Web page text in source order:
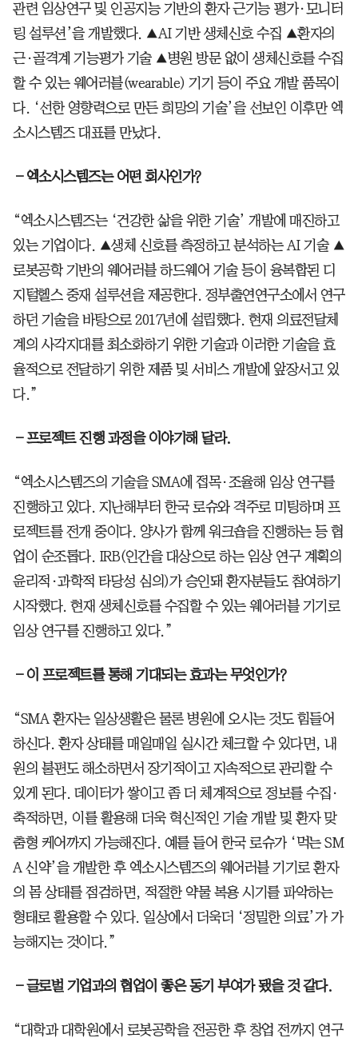
관련 임상연구 및 인공지능 기반의 환자 근기능 평가·모니터
링 설루션’을 개발했다. ▲AI 기반 생체신호 수집 ▲환자의
근·골격계 기능평가 기술 ▲병원 방문 없이 생체신호를 수집
할 수 있는 웨어러블(wearable) 기기 등이 주요 개발 품목이
다. ‘선한 영향력으로 만든 희망의 기술’을 선보인 이후만 엑
소시스템즈 대표를 만났다.
―엑소시스템즈는 어떤 회사인가?
“엑소시스템즈는 ‘건강한 삶을 위한 기술’ 개발에 매진하고
있는 기업이다. ▲생체 신호를 측정하고 분석하는 AI 기술 ▲
로봇공학 기반의 웨어러블 하드웨어 기술 등이 융복합된 디
지털헬스 중재 설루션을 제공한다. 정부출연연구소에서 연구
하던 기술을 바탕으로 2017년에 설립했다. 현재 의료전달체
계의 사각지대를 최소화하기 위한 기술과 이러한 기술을 효
율적으로 전달하기 위한 제품 및 서비스 개발에 앞장서고 있
다.”
―프로젝트 진행 과정을 이야기해 달라.
“엑소시스템즈의 기술을 SMA에 접목·조율해 임상 연구를
진행하고 있다. 지난해부터 한국 로슈와 격주로 미팅하며 프
로젝트를 전개 중이다. 양사가 함께 워크숍을 진행하는 등 협
업이 순조롭다. IRB(인간을 대상으로 하는 임상 연구 계획의
윤리적·과학적 타당성 심의)가 승인돼 환자분들도 참여하기
시작했다. 현재 생체신호를 수집할 수 있는 웨어러블 기기로
임상 연구를 진행하고 있다.”
―이 프로젝트를 통해 기대되는 효과는 무엇인가?
“SMA 환자는 일상생활은 물론 병원에 오시는 것도 힘들어
하신다. 환자 상태를 매일매일 실시간 체크할 수 있다면, 내
원의 불편도 해소하면서 장기적이고 지속적으로 관리할 수
있게 된다. 데이터가 쌓이고 좀 더 체계적으로 정보를 수집·
축적하면, 이를 활용해 더욱 혁신적인 기술 개발 및 환자 맞
춤형 케어까지 가능해진다. 예를 들어 한국 로슈가 ‘먹는 SM
A 신약’을 개발한 후 엑소시스템즈의 웨어러블 기기로 환자
의 몸 상태를 점검하면, 적절한 약물 복용 시기를 파악하는
형태로 활용할 수 있다. 일상에서 더욱더 ‘정밀한 의료’가 가
능해지는 것이다.”
―글로벌 기업과의 협업이 좋은 동기 부여가 됐을 것 같다.
“대학과 대학원에서 로봇공학을 전공한 후 창업 전까지 연구